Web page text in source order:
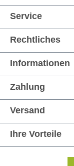
Service
Rechtliches
Informationen
Zahlung
Versand
Ihre Vorteile